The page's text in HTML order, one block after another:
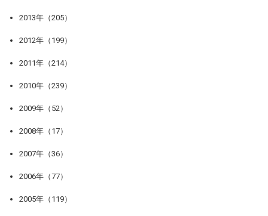
2013年（205）
2012年（199）
2011年（214）
2010年（239）
2009年（52）
2008年（17）
2007年（36）
2006年（77）
2005年（119）